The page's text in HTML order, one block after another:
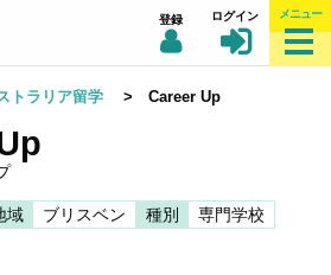
登録 ログイン メニュー
トラリア留学 > Career Up
域 ブリスベン 種別 専門学校